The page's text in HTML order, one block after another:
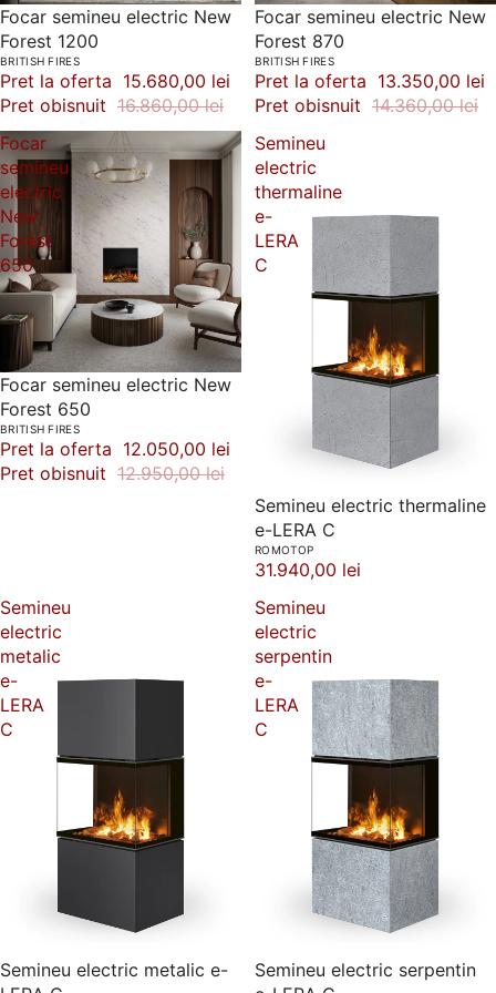
-7%
Focar semineu electric New
Forest 1200
BRITISH FIRES
Pret la oferta 15.680,00 lei
Pret obisnuit 16.860,00 lei
-7%
Focar semineu electric New
Forest 870
BRITISH FIRES
Pret la oferta 13.350,00 lei
Pret obisnuit 14.360,00 lei
Focar
semineu
electric
New
Forest
650
-7%
Focar semineu electric New
Forest 650
BRITISH FIRES
Pret la oferta 12.050,00 lei
Pret obisnuit 12.950,00 lei
Semineu
electric
thermaline
e-
LERA
C
Semineu electric thermaline
e-LERA C
ROMOTOP
31.940,00 lei
Semineu
electric
metalic
e-
LERA
C
Semineu electric metalic e-
Semineu
electric
serpentin
e-
LERA
C
Semineu electric serpentin